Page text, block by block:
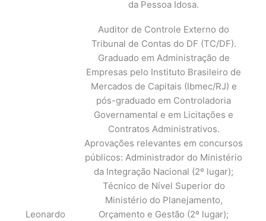
da Pessoa Idosa.
Leonardo
Auditor de Controle Externo do
Tribunal de Contas do DF (TC/DF).
Graduado em Administração de
Empresas pelo Instituto Brasileiro de
Mercados de Capitais (Ibmec/RJ) e
pós-graduado em Controladoria
Governamental e em Licitações e
Contratos Administrativos.
Aprovações relevantes em concursos
públicos: Administrador do Ministério
da Integração Nacional (2º lugar);
Técnico de Nível Superior do
Ministério do Planejamento,
Orçamento e Gestão (2º lugar);